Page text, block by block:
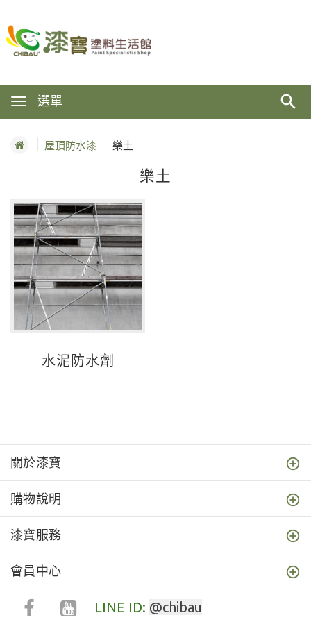
選單
屋頂防水漆 樂土
樂土
水泥防水劑
關於漆寶
購物說明
漆寶服務
會員中心
LINE ID: @chibau